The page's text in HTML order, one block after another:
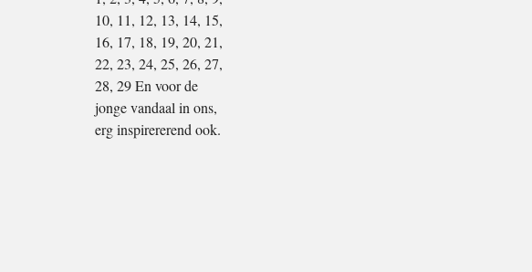
10, 11, 12, 13, 14, 15,
16, 17, 18, 19, 20, 21,
22, 23, 24, 25, 26, 27,
28, 29 En voor de
jonge vandaal in ons,
erg inspirererend ook.